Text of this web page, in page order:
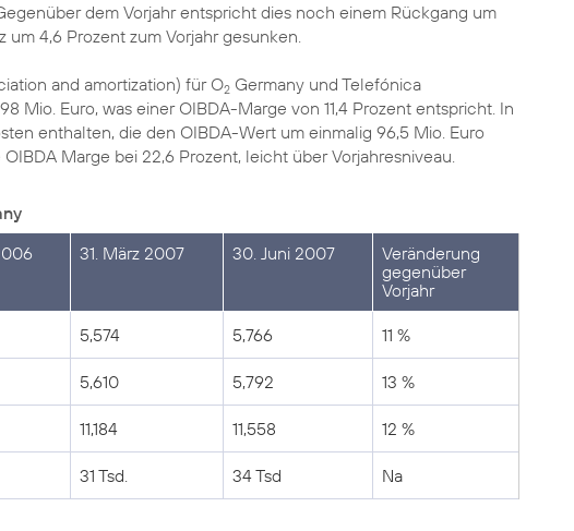
dem Vorjahr entspricht dies noch einem Rückgang um
um 4,6 Prozent zum Vorjahr gesunken.
and amortization) für O2 Germany und Telefónica
Mio. Euro, was einer OIBDA-Marge von 11,4 Prozent entspricht. In
enthalten, die den OIBDA-Wert um einmalig 96,5 Mio. Euro
Marge bei 22,6 Prozent, leicht über Vorjahresniveau.
31. März 2007 30. Juni 2007
Veränderung
gegenüber
Vorjahr
5,574 5,766 11 %
5,610 5,792 13 %
11,184 11,558 12 %
31 Tsd. 34 Tsd Na